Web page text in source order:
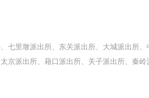
七里墩派出所、东关派出所、大城派出所
京派出所、藉口派出所、关子派出所、秦